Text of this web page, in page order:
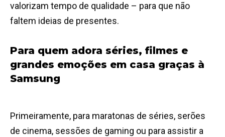
valorizam tempo de qualidade – para que não
faltem ideias de presentes.
Para quem adora séries, filmes e
grandes emoções em casa graças à
Samsung
Primeiramente, para maratonas de séries, serões
de cinema, sessões de gaming ou para assistir a